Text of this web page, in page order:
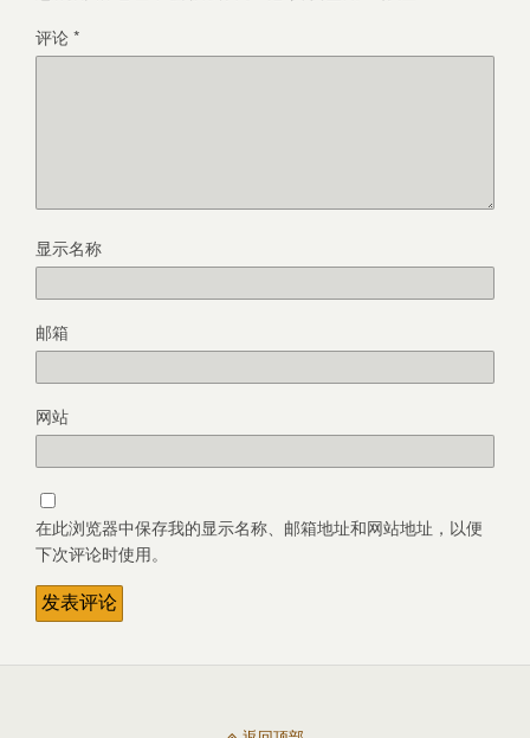
评论*
显示名称
邮箱
网站
在此浏览器中保存我的显示名称、邮箱地址和网站地址，以便
下次评论时使用。